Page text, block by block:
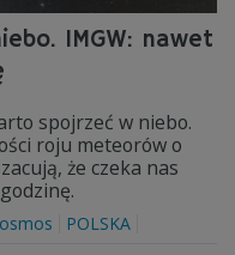
IMGW: nawet
spojrzeć w niebo.
roju meteorów o
że czeka nas
POLSKA